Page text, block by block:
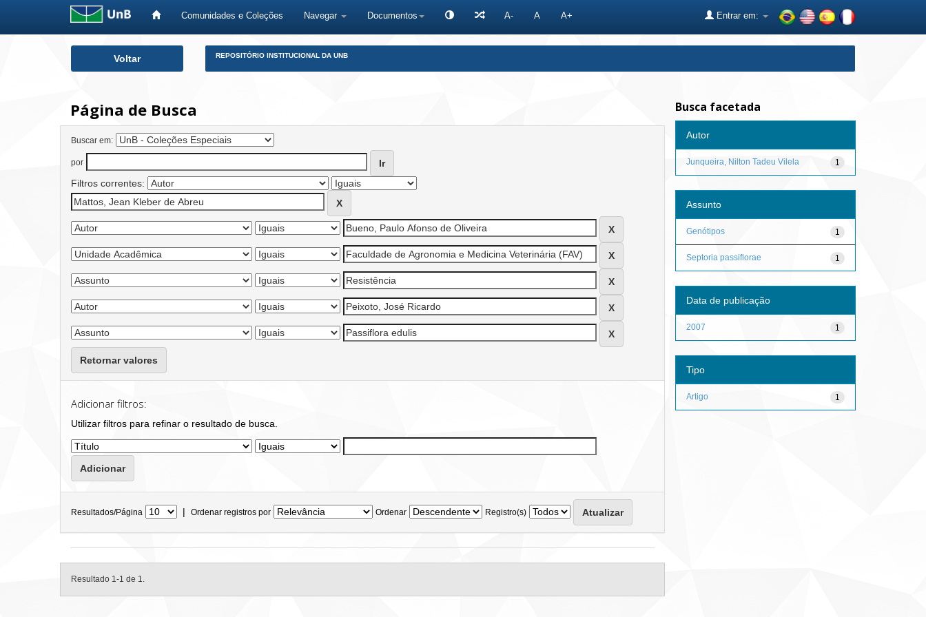
Comunidades e Coleções Navegar Documentos A- A A+ Entrar em:
Voltar REPOSITÓRIO INSTITUCIONAL DA UNB
Página de Busca
Buscar em:
por
Filtros correntes:
Retornar valores
Adicionar filtros:
Utilizar filtros para refinar o resultado de busca.
Resultados/Página | Ordenar registros por Ordenar Registro(s)
Resultado 1-1 de 1.
Busca facetada
Autor
1
Junqueira, Nilton Tadeu Vilela
Assunto
1
Genótipos
1
Septoria passiflorae
Data de publicação
1
2007
Tipo
1
Artigo